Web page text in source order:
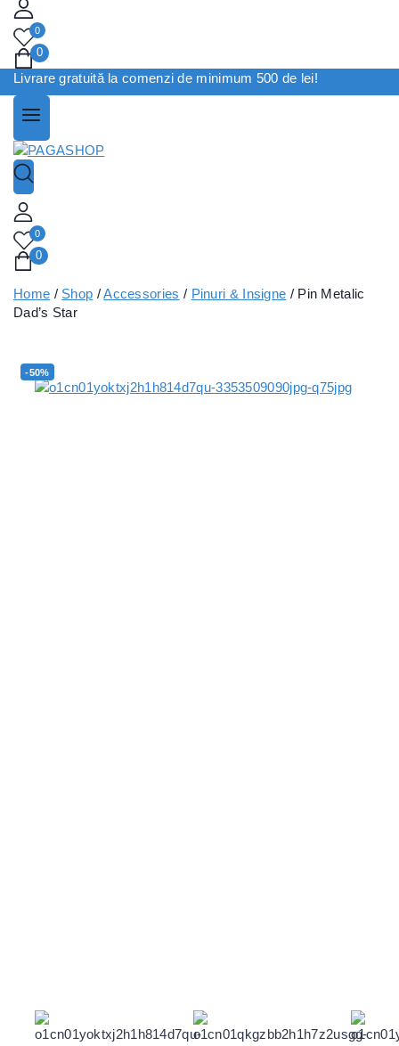
0
0
Livrare gratuită la comenzi de minimum 500 de lei!
0
0
Home / Shop /Accessories / Pinuri & Insigne / Pin Metalic
Dad’s Star
-50%